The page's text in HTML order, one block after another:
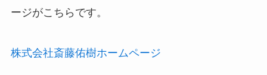
ージがこちらです。
株式会社斎藤佑樹ホームページ